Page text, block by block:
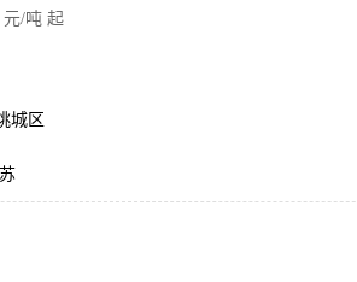
元/吨 起
城区